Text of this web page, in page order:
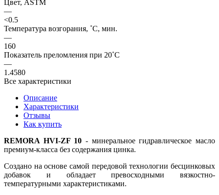
Цвет, ASTM
—
<0.5
Температура возгорания, ˚C, мин.
—
160
Показатель преломления при 20˚C
—
1.4580
Все характеристики
Описание
Характеристики
Отзывы
Как купить
REMORA HVI-ZF 10 - минеральное гидравлическое масло
премиум-класса без содержания цинка.
Создано на основе самой передовой технологии беcцинковых
добавок и обладает превосходными вязкостно-
температурными характеристиками.